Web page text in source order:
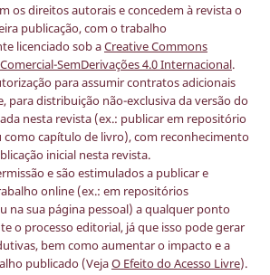
os direitos autorais e concedem à revista o
publicação, com o trabalho
licenciado sob aCreative Commons
SemDerivações 4.0 Internacional.
para assumir contratos adicionais
para distribuição não-exclusiva da versão do
nesta revista (ex.: publicar em repositório
capítulo de livro), com reconhecimento
inicial nesta revista.
e são estimulados a publicar e
online (ex.: em repositórios
na sua página pessoal) a qualquer ponto
o processo editorial, já que isso pode gerar
bem como aumentar o impacto e a
publicado (VejaO Efeito do Acesso Livre).